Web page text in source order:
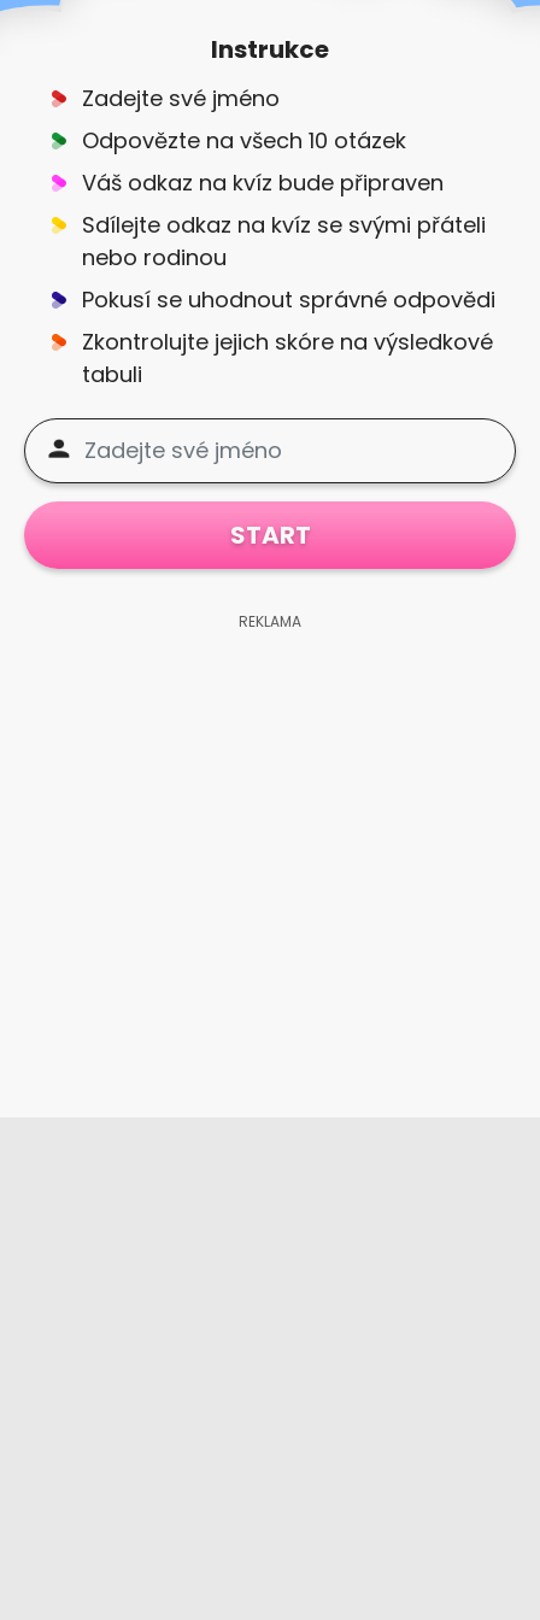
Instrukce
Zadejte své jméno
Odpovězte na všech 10 otázek
Váš odkaz na kvíz bude připraven
Sdílejte odkaz na kvíz se svými přáteli
nebo rodinou
Pokusí se uhodnout správné odpovědi
Zkontrolujte jejich skóre na výsledkové
tabuli
START